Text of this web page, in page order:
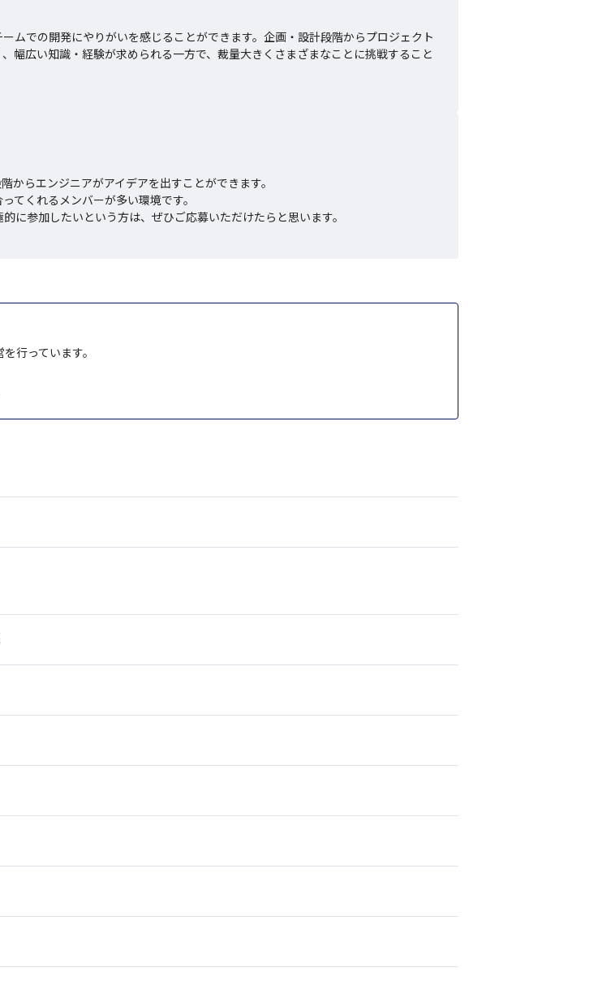
ムでの開発にやりがいを感じることができます。企画・設計段階からプロジェクト
幅広い知識・経験が求められる一方で、裁量大きくさまざまなことに挑戦すること
からエンジニアがアイデアを出すことができます。
てくれるメンバーが多い環境です。
に参加したいという方は、ぜひご応募いただけたらと思います。
行っています。